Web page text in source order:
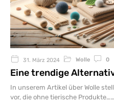
31. März 2024 Wolle 0
Eine trendige
In unserem Artikel über Wolle
vor, die ohne tierische Produkte…